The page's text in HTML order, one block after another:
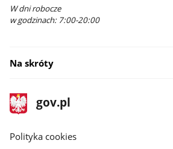
W dni robocze
w godzinach: 7:00-20:00
Na skróty
stopka
gov.pl
Strona
gov.pl
gov.pl
Polityka cookies